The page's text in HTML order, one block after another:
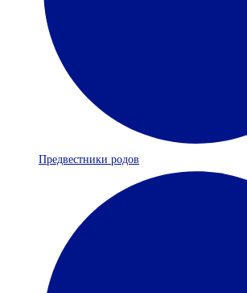
Предвестники родов